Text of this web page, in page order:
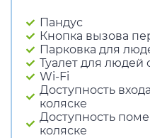
Пандус
Кнопка вызова
Парковка для
Туалет для людей
Wi-Fi
Доступность
коляске
Доступность
коляске